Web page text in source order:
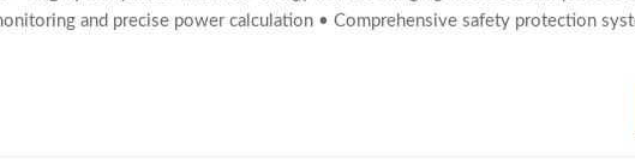
and precise power calculation • Comprehensive safety protection